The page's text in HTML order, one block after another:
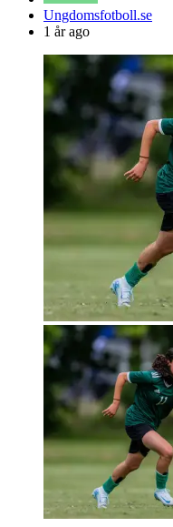
Posted
by
Ungdomsfotboll.se
1 år ago